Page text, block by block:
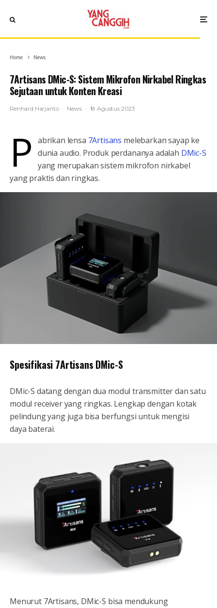
Home News
7Artisans DMic-S: Sistem Mikrofon Nirkabel Ringkas
Sejutaan untuk Konten Kreasi
Renhard Harjanto · News · 18 Agustus 2023
P abrikan lensa 7Artisans melebarkan sayap ke
dunia audio. Produk perdananya adalah DMic-S
yang merupakan sistem mikrofon nirkabel
yang praktis dan ringkas.
Spesifikasi 7Artisans DMic-S
DMic-S datang dengan dua modul transmitter dan satu
modul receiver yang ringkas. Lengkap dengan kotak
pelindung yang juga bisa berfungsi untuk mengisi
daya baterai.
Menurut 7Artisans, DMic-S bisa mendukung